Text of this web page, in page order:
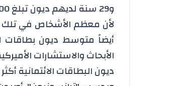
لأن معظم الأشخاص في تلك
أيضاً متوسط ديون بطاقات
الأبحاث والاستشارات
ديون البطاقات الائتمانية